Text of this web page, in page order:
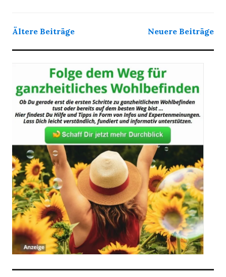
Beitragsnavigation
Ältere Beiträge Neuere Beiträge